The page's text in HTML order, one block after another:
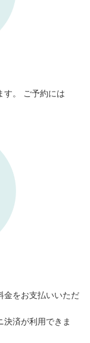
す。 ご予約には
金をお支払いいただ
決済が利用できま